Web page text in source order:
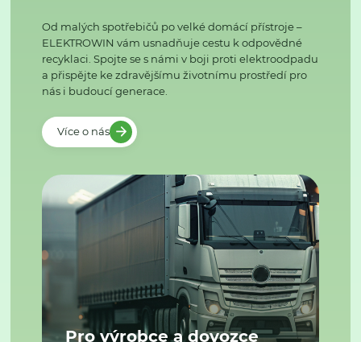
Od malých spotřebičů po velké domácí přístroje –
ELEKTROWIN vám usnadňuje cestu k odpovědné
recyklaci. Spojte se s námi v boji proti elektroodpadu
a přispějte ke zdravějšímu životnímu prostředí pro
nás i budoucí generace.
Více o nás
Pro výrobce a dovozce